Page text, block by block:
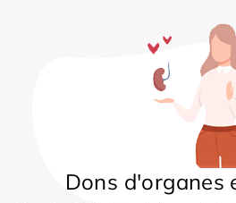
Dons d'organes